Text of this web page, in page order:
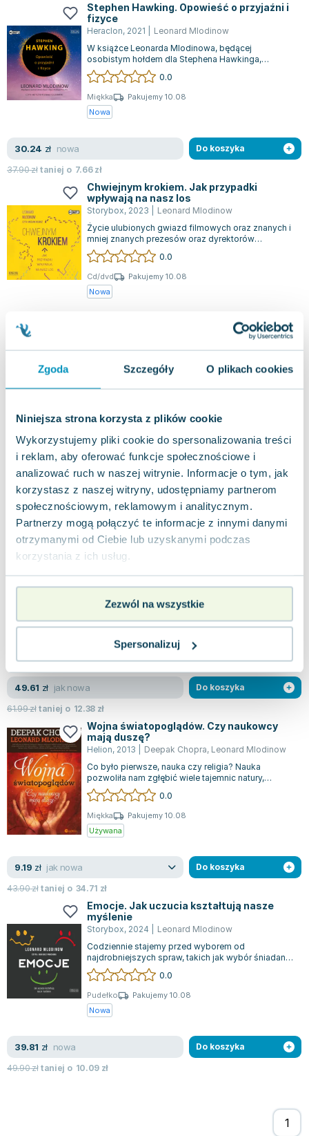
Zgoda Szczegóły O plikach cookies
Niniejsza strona korzysta z plików cookie
Wykorzystujemy pliki cookie do spersonalizowania treści
i reklam, aby oferować funkcje społecznościowe i
analizować ruch w naszej witrynie. Informacje o tym, jak
korzystasz z naszej witryny, udostępniamy partnerom
społecznościowym, reklamowym i analitycznym.
Partnerzy mogą połączyć te informacje z innymi danymi
otrzymanymi od Ciebie lub uzyskanymi podczas
korzystania z ich usług.
Zezwól na wszystkie
Spersonalizuj
Stephen Hawking. Opowieść o przyjaźni i
fizyce
Heraclon, 2021
Leonard Mlodinow
W książce Leonarda Mlodinowa, będącej
osobistym hołdem dla Stephena Hawkinga,
poznajemy niezwykły portret człowieka, który
wywarł...
0.0
Miękka
Pakujemy 10.08
Nowa
30.24 zł nowa
37.90złtaniej o 7.66zł
Do koszyka
Chwiejnym krokiem. Jak przypadki
wpływają na nasz los
Storybox, 2023
Leonard Mlodinow
Życie ulubionych gwiazd filmowych oraz znanych i
mniej znanych prezesów oraz dyrektorów
generalnych odzwierciedla nie tylko ich wr...
0.0
Cd/dvd
Pakujemy 10.08
Nowa
31.83
39.90złtaniej o8.07zł
Do koszyka
Emotional: The New Thinking About
Penguin Books,2023| Leonard Mlodinow
writer, skillfully navigates the intriguing science of
0.0
Miękka
Pakujemy 10.08
Używana
36.74zł jak nowa Do koszyka
The Grand Design
Bantam Books
When did the universe come into existence, and in
what manner? What purpose do we serve in it? Is
the universe's seemingly intrica...
Używana
49.61 zł jak nowa
61.99złtaniej o 12.38 zł
Do koszyka
Wojna światopoglądów. Czy naukowcy
mają duszę?
Helion, 2013 Deepak Chopra, Leonard Mlodinow
Co było pierwsze, nauka czy religia? Nauka
pozwoliła nam zgłębić wiele tajemnic natury,
ujarzmić jej siły i rozwijać technologie,...
0.0
Miękka
Pakujemy 10.08
Używana
9.19 zł jak nowa
43.90złtaniej o 34.71 zł
Do koszyka
Emocje. Jak uczucia kształtują nasze
myślenie
Storybox, 2024
Leonard Mlodinow
Codziennie stajemy przed wyborem od
najdrobniejszych spraw, takich jak wybór śniadania,
po istotniejsze decyzje dotyczące inwestyc...
0.0
Pudełko
Pakujemy 10.08
Nowa
39.81 zł nowa
49.90złtaniej o 10.09 zł
Do koszyka